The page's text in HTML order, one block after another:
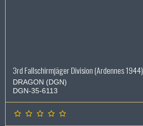
3rd Fallschirmjäger Division (Ardennes 1944)
DRAGON (DGN)
DGN-35-6113